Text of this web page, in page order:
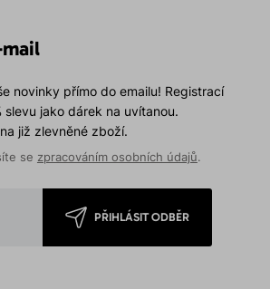
novinky přímo do emailu! Registrací
jako dárek na uvítanou.
již zlevněné zboží.
se zpracováním osobních údajů.
PŘIHLÁSIT ODBĚR